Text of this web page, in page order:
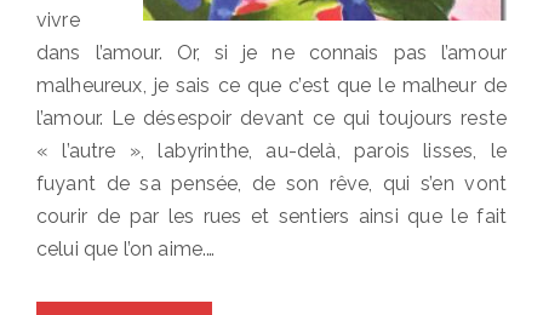
vivre
dans l’amour. Or, si je ne connais pas l’amour
malheureux, je sais ce que c’est que le malheur de
l’amour. Le désespoir devant ce qui toujours reste
« l’autre », labyrinthe, au-delà, parois lisses, le
fuyant de sa pensée, de son rêve, qui s’en vont
courir de par les rues et sentiers ainsi que le fait
celui que l’on aime.…